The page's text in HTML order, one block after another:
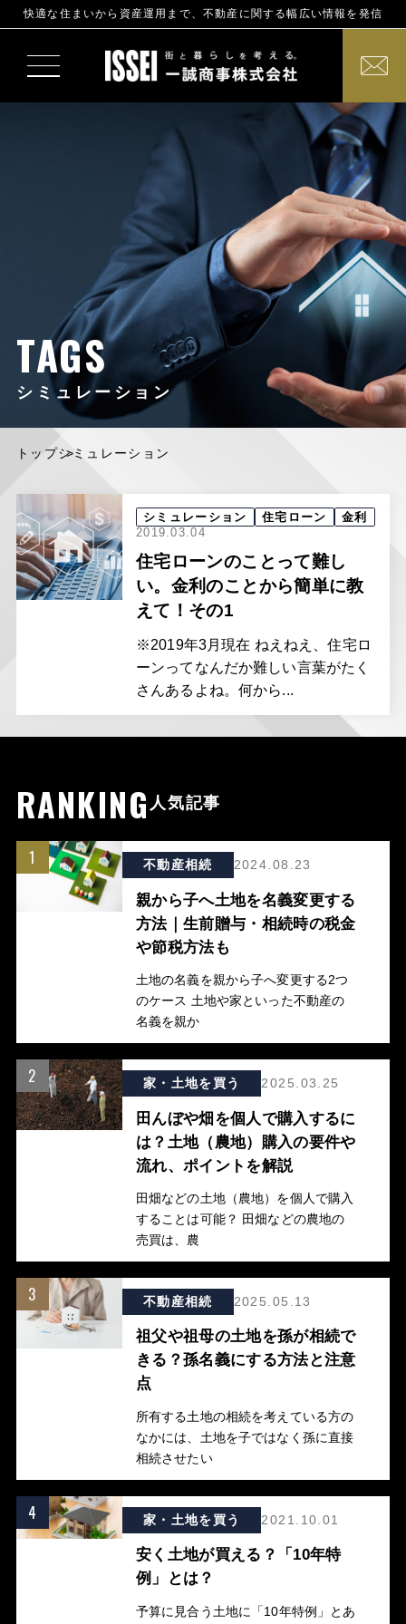
快適な住まいから資産運用まで、不動産に関する幅広い情報を発信
TAGS
シミュレーション
トップシミュレーション
シミュレーション 住宅ローン
金利
2019.03.04
住宅ローンのことって難し
い。金利のことから簡単に教
えて！その1
※2019年3月現在 ねえねえ、住宅ロ
ーンってなんだか難しい言葉がたく
さんあるよね。何から...
RANKING 人気記事
1 不動産相続 2024.08.23
親から子へ土地を名義変更する
方法｜生前贈与・相続時の税金
や節税方法も
土地の名義を親から子へ変更する2つ
のケース 土地や家といった不動産の
名義を親か
2 家・土地を買う 2025.03.25
田んぼや畑を個人で購入するに
は？土地（農地）購入の要件や
流れ、ポイントを解説
田畑などの土地（農地）を個人で購入
することは可能？ 田畑などの農地の
売買は、農
3 不動産相続 2025.05.13
祖父や祖母の土地を孫が相続で
きる？孫名義にする方法と注意
点
所有する土地の相続を考えている方の
なかには、土地を子ではなく孫に直接
相続させたい
4 家・土地を買う 2021.10.01
安く土地が買える？「10年特
例」とは？
予算に見合う土地に「10年特例」とあ